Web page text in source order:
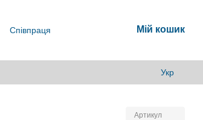
Співпраця Мій кошик
Укр
Артикул